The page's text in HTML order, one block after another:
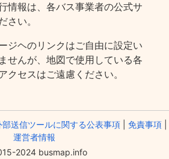
情報は、各バス事業者の公式サ
さい。
ジヘのリンクはご自由に設定い
せんが、地図で使用している各
クセスはご遠慮ください。
部送信ツールに関する公表事項| 免責事項|
運営者情報
2024 busmap.info